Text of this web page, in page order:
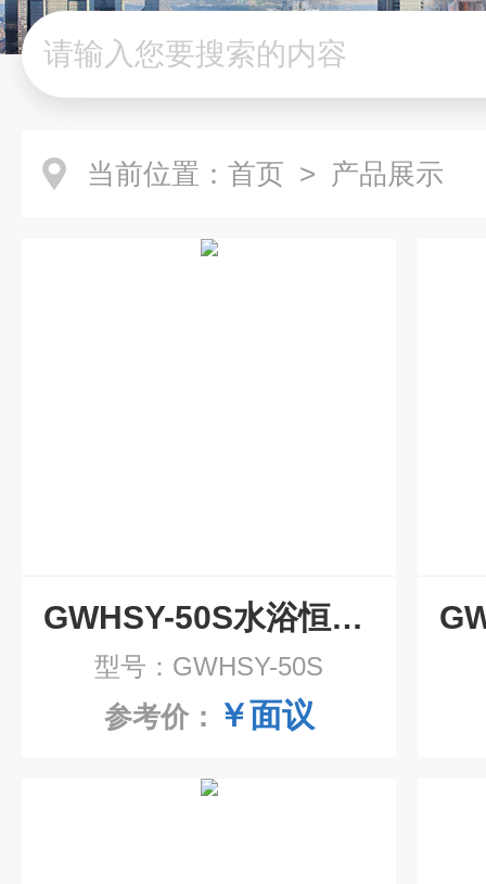
当前位置： 首页 > 产品展示
GWHSY-50S水浴恒温摇床
型号：GWHSY-50S
参考价： ￥面议